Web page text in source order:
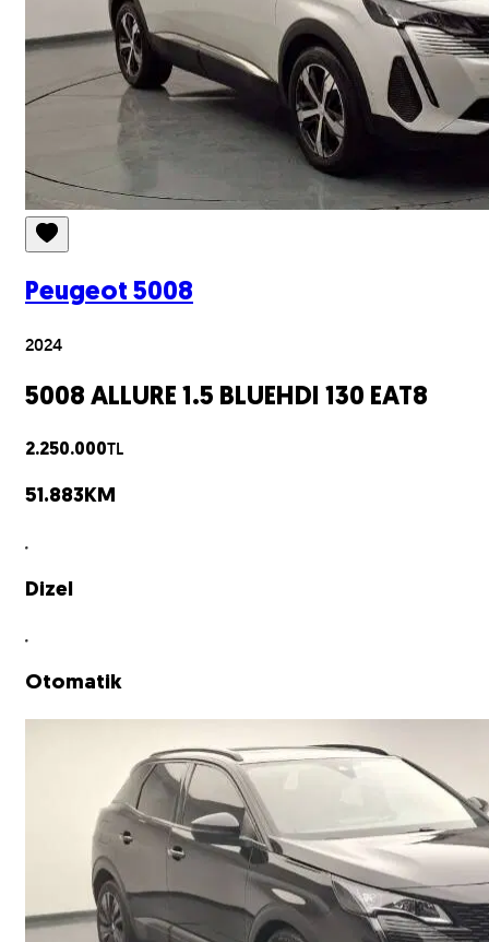
Peugeot 5008
2024
5008 ALLURE 1.5 BLUEHDI 130 EAT8
2.250.000TL
51.883KM
Dizel
Otomatik